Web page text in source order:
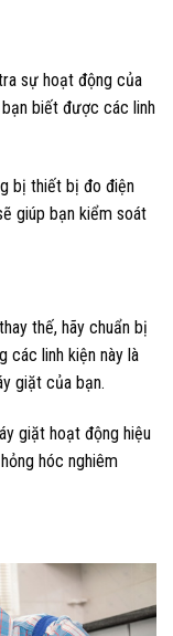
sự hoạt động của
biết được các linh
bị thiết bị đo điện
giúp bạn kiểm soát
thế, hãy chuẩn bị
các linh kiện này là
giặt của bạn.
giặt hoạt động hiệu
hóc nghiêm